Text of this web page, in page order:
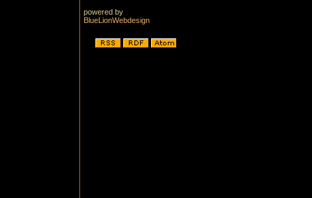
powered by
BlueLionWebdesign